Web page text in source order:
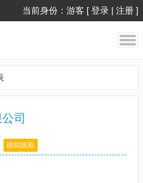
当前身份：游客 [ 登录 | 注册 ]
司
模拟抓取